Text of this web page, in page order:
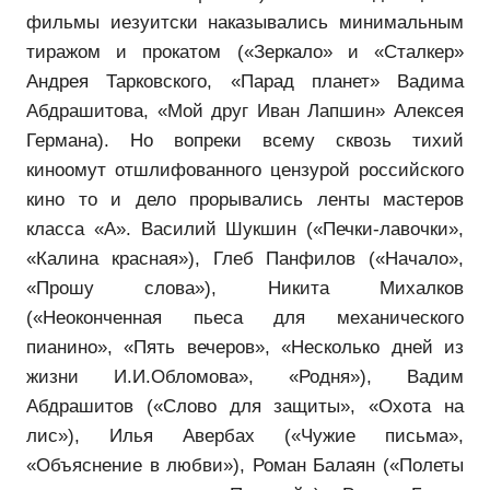
фильмы иезуитски наказывались минимальным
тиражом и прокатом («Зеркало» и «Сталкер»
Андрея Тарковского, «Парад планет» Вадима
Абдрашитова, «Мой друг Иван Лапшин» Алексея
Германа). Но вопреки всему сквозь тихий
киноомут отшлифованного цензурой российского
кино то и дело прорывались ленты мастеров
класса «А». Василий Шукшин («Печки-лавочки»,
«Калина красная»), Глеб Панфилов («Начало»,
«Прошу слова»), Никита Михалков
(«Неоконченная пьеса для механического
пианино», «Пять вечеров», «Несколько дней из
жизни И.И.Обломова», «Родня»), Вадим
Абдрашитов («Слово для защиты», «Охота на
лис»), Илья Авербах («Чужие письма»,
«Объяснение в любви»), Роман Балаян («Полеты